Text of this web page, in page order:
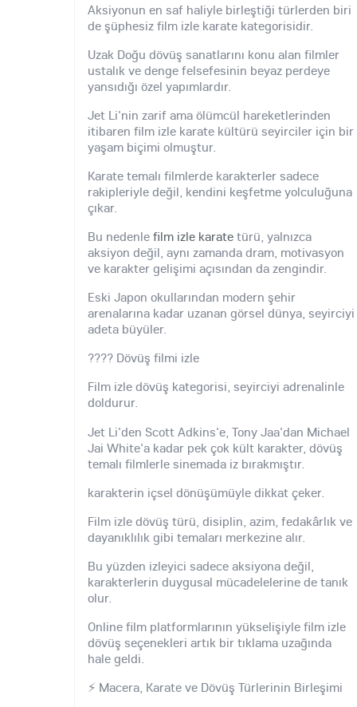
Aksiyonun en saf haliyle birleştiği türlerden biri
de şüphesiz film izle karate kategorisidir.
Uzak Doğu dövüş sanatlarını konu alan filmler
ustalık ve denge felsefesinin beyaz perdeye
yansıdığı özel yapımlardır.
Jet Li'nin zarif ama ölümcül hareketlerinden
itibaren film izle karate kültürü seyirciler için bir
yaşam biçimi olmuştur.
Karate temalı filmlerde karakterler sadece
rakipleriyle değil, kendini keşfetme yolculuğuna
çıkar.
Bu nedenle film izle karate türü, yalnızca
aksiyon değil, aynı zamanda dram, motivasyon
ve karakter gelişimi açısından da zengindir.
Eski Japon okullarından modern şehir
arenalarına kadar uzanan görsel dünya, seyirciyi
adeta büyüler.
???? Dövüş filmi izle
Film izle dövüş kategorisi, seyirciyi adrenalinle
doldurur.
Jet Li'den Scott Adkins'e, Tony Jaa'dan Michael
Jai White'a kadar pek çok kült karakter, dövüş
temalı filmlerle sinemada iz bırakmıştır.
karakterin içsel dönüşümüyle dikkat çeker.
Film izle dövüş türü, disiplin, azim, fedakârlık ve
dayanıklılık gibi temaları merkezine alır.
Bu yüzden izleyici sadece aksiyona değil,
karakterlerin duygusal mücadelelerine de tanık
olur.
Online film platformlarının yükselişiyle film izle
dövüş seçenekleri artık bir tıklama uzağında
hale geldi.
⚡ Macera, Karate ve Dövüş Türlerinin Birleşimi